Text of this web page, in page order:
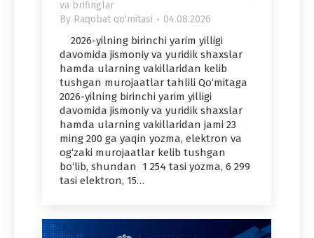
va brifinglar
By Raqobat qo'mitasi 04.08.2026
2026-yilning birinchi yarim yilligi
davomida jismoniy va yuridik shaxslar
hamda ularning vakillaridan kelib
tushgan murojaatlar tahlili Qo‘mitaga
2026-yilning birinchi yarim yilligi
davomida jismoniy va yuridik shaxslar
hamda ularning vakillaridan jami 23
ming 200 ga yaqin yozma, elektron va
og‘zaki murojaatlar kelib tushgan
bo‘lib, shundan 1 254 tasi yozma, 6 299
tasi elektron, 15…